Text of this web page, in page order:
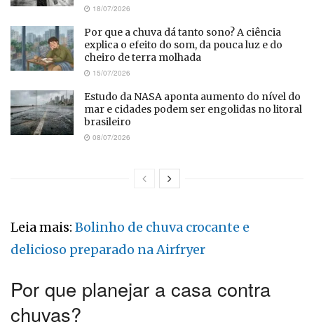
18/07/2026
Por que a chuva dá tanto sono? A ciência
explica o efeito do som, da pouca luz e do
cheiro de terra molhada
15/07/2026
Estudo da NASA aponta aumento do nível do
mar e cidades podem ser engolidas no litoral
brasileiro
08/07/2026
Leia mais: Bolinho de chuva crocante e
delicioso preparado na Airfryer
Por que planejar a casa contra
chuvas?